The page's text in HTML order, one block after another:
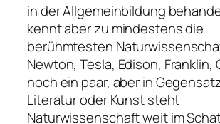
in der Allgemeinbildung
kennt aber zu mindestens die
berühmtesten
Newton, Tesla, Edison, Franklin,
noch ein paar, aber in
Literatur oder Kunst steht
Naturwissenschaft weit im